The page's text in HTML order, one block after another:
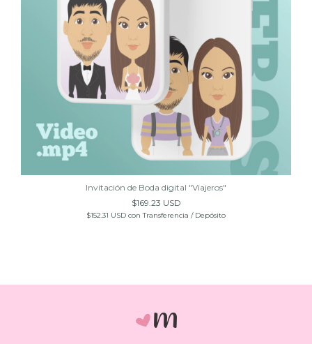
Invitación de Boda digital "Viajeros"
$169.23 USD
$152.31 USD con Transferencia / Depósito